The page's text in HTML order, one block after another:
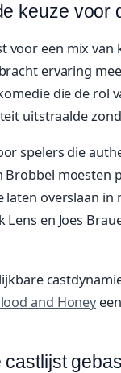
keuze voor
voor een mix van
ervaring
die de rol
uitstraalde
spelers die
Brobbel moesten
overslaan in
Lens en Joes
and Honey